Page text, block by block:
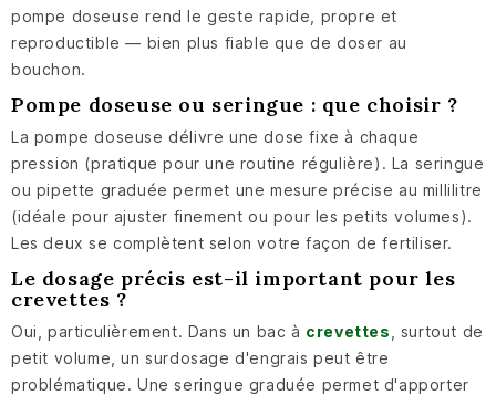
pompe doseuse rend le geste rapide, propre et
reproductible — bien plus fiable que de doser au
bouchon.
Pompe doseuse ou seringue : que choisir ?
La pompe doseuse délivre une dose fixe à chaque
pression (pratique pour une routine régulière). La seringue
ou pipette graduée permet une mesure précise au millilitre
(idéale pour ajuster finement ou pour les petits volumes).
Les deux se complètent selon votre façon de fertiliser.
Le dosage précis est-il important pour les
crevettes ?
Oui, particulièrement. Dans un bac à crevettes , surtout de
petit volume, un surdosage d'engrais peut être
problématique. Une seringue graduée permet d'apporter